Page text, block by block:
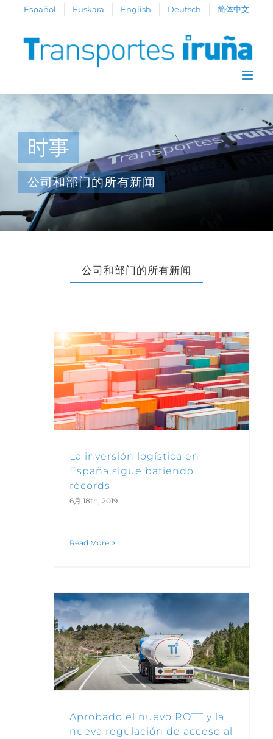
content
Español Euskara English Deutsch 简体中文
时事
公司和部门的所有新闻
公司和部门的所有新闻
La inversión logística en
España sigue batiendo
récords
6月 18th, 2019
Read More
Aprobado el nuevo ROTT y la
nueva regulación de acceso al